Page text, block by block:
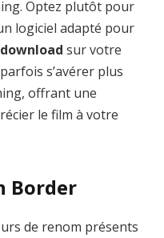
Optez plutôt pour
logiciel adapté pour
sur votre
s’avérer plus
offrant une
le film à votre
Border
de renom présents